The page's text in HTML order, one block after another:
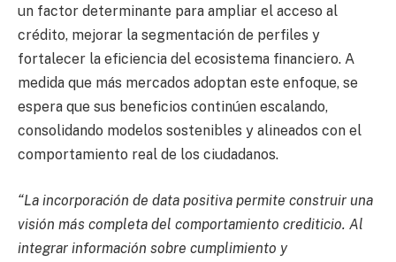
un factor determinante para ampliar el acceso al
crédito, mejorar la segmentación de perfiles y
fortalecer la eficiencia del ecosistema financiero. A
medida que más mercados adoptan este enfoque, se
espera que sus beneficios continúen escalando,
consolidando modelos sostenibles y alineados con el
comportamiento real de los ciudadanos.
“La incorporación de data positiva permite construir una
visión más completa del comportamiento crediticio. Al
integrar información sobre cumplimiento y